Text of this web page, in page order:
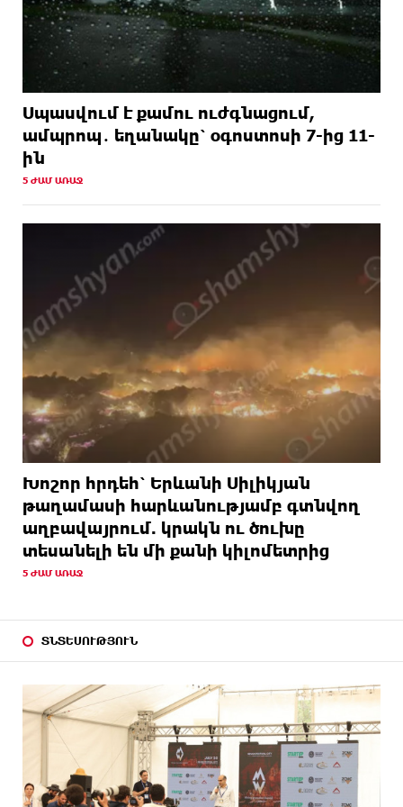
Սպասվում է քամու ուժգնացում,
ամպրոպ․ եղանակը՝ օգոստոսի 7-ից 11-
ին
5 ԺԱՄ ԱՌԱՋ
Խոշոր հրդեհ՝ Երևանի Սիլիկյան
թաղամասի հարևանությամբ գտնվող
աղբավայրում. կրակն ու ծուխը
տեսանելի են մի քանի կիլոմետրից
5 ԺԱՄ ԱՌԱՋ
ՏՆՏԵՍՈՒԹՅՈՒՆ